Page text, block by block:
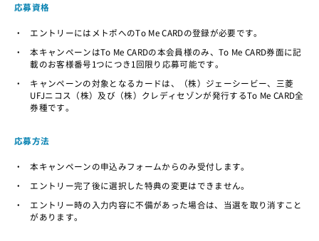
応募資格
・
エントリーにはメトポへのTo Me CARDの登録が必要です。
・
本キャンペーンはTo Me CARDの本会員様のみ、To Me CARD券面に記
載のお客様番号1つにつき1回限り応募可能です。
・
キャンペーンの対象となるカードは、（株）ジェーシービー、三菱
UFJニコス（株）及び（株）クレディセゾンが発行するTo Me CARD全
券種です。
応募方法
・
本キャンペーンの申込みフォームからのみ受付します。
・
エントリー完了後に選択した特典の変更はできません。
・
エントリー時の入力内容に不備があった場合は、当選を取り消すこと
があります。